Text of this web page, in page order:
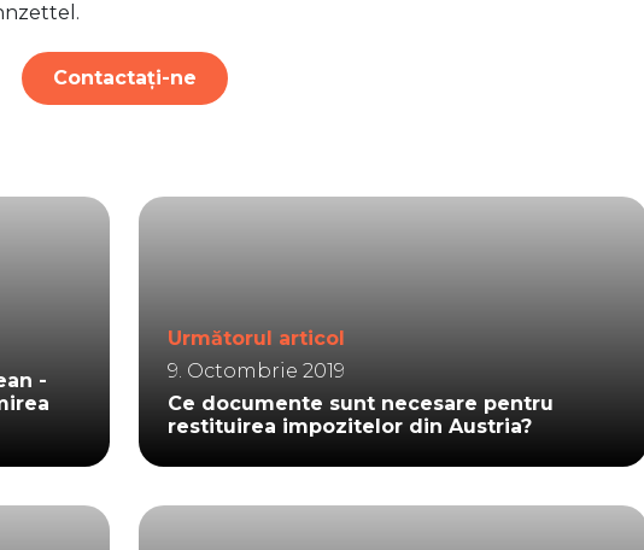
Contactați-ne
-
Următorul articol
9. Octombrie 2019
Ce documente sunt necesare pentru
restituirea impozitelor din Austria?